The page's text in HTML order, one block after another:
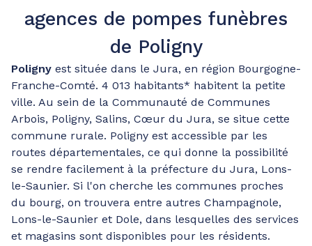
agences de pompes funèbres
de Poligny
Poligny est située dans le Jura, en région Bourgogne-
Franche-Comté. 4 013 habitants* habitent la petite
ville. Au sein de la Communauté de Communes
Arbois, Poligny, Salins, Cœur du Jura, se situe cette
commune rurale. Poligny est accessible par les
routes départementales, ce qui donne la possibilité
se rendre facilement à la préfecture du Jura, Lons-
le-Saunier. Si l'on cherche les communes proches
du bourg, on trouvera entre autres Champagnole,
Lons-le-Saunier et Dole, dans lesquelles des services
et magasins sont disponibles pour les résidents.